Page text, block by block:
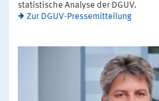
statistische Analyse der DGUV.
Zur DGUV-Pressemitteilung